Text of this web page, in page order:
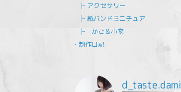
├ アクセサリー
├ 紙バンドミニチュア
├ かご＆小物
・制作日記
d_taste.dami